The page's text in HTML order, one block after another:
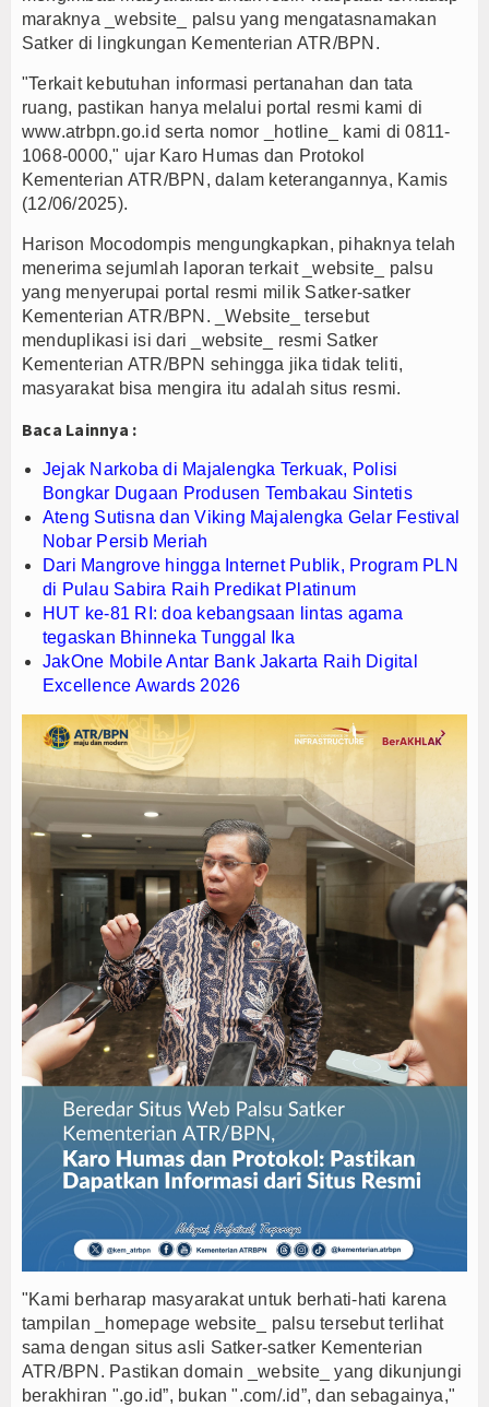
Listrik Zikir dan Doa Kebangsaan di Monas Berjalan Sukses
Baru Fokus Validasi Data dan Berantas Korupsi
maraknya _website_ palsu yang mengatasnamakan
Satker di lingkungan Kementerian ATR/BPN.
"Terkait kebutuhan informasi pertanahan dan tata
ruang, pastikan hanya melalui portal resmi kami di
www.atrbpn.go.id serta nomor _hotline_ kami di 0811-
1068-0000," ujar Karo Humas dan Protokol
Kementerian ATR/BPN, dalam keterangannya, Kamis
(12/06/2025).
Harison Mocodompis mengungkapkan, pihaknya telah
menerima sejumlah laporan terkait _website_ palsu
yang menyerupai portal resmi milik Satker-satker
Kementerian ATR/BPN. _Website_ tersebut
menduplikasi isi dari _website_ resmi Satker
Kementerian ATR/BPN sehingga jika tidak teliti,
masyarakat bisa mengira itu adalah situs resmi.
Baca Lainnya :
Jejak Narkoba di Majalengka Terkuak, Polisi
Bongkar Dugaan Produsen Tembakau Sintetis
Ateng Sutisna dan Viking Majalengka Gelar Festival
Nobar Persib Meriah
Dari Mangrove hingga Internet Publik, Program PLN
di Pulau Sabira Raih Predikat Platinum
HUT ke-81 RI: doa kebangsaan lintas agama
tegaskan Bhinneka Tunggal Ika
JakOne Mobile Antar Bank Jakarta Raih Digital
Excellence Awards 2026
"Kami berharap masyarakat untuk berhati-hati karena
tampilan _homepage website_ palsu tersebut terlihat
sama dengan situs asli Satker-satker Kementerian
ATR/BPN. Pastikan domain _website_ yang dikunjungi
berakhiran ".go.id”, bukan ".com/.id”, dan sebagainya,"